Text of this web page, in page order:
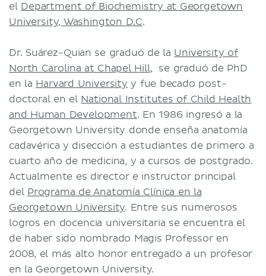
Compañía
Política de privacidad
el Department of Biochemistry at Georgetown
University, Washington D.C.
Dr. Suárez-Quian se graduó de la University of
North Carolina at Chapel Hill, se graduó de PhD
en la Harvard University y fue becado post-
doctoral en el National Institutes of Child Health
and Human Development. En 1986 ingresó a la
Georgetown University donde enseña anatomía
cadavérica y disección a estudiantes de primero a
cuarto año de medicina, y a cursos de postgrado.
Actualmente es director e instructor principal
del Programa de Anatomía Clínica en la
Georgetown University. Entre sus numerosos
logros en docencia universitaria se encuentra el
de haber sido nombrado Magis Professor en
2008, el más alto honor entregado a un profesor
en la Georgetown University.